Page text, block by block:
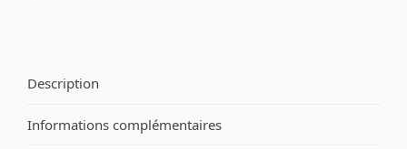
Description
Informations complémentaires